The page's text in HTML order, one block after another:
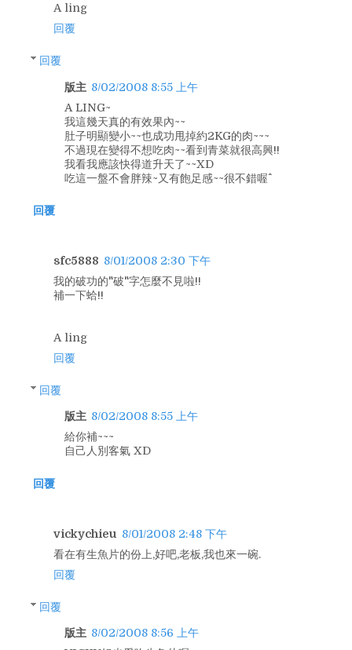
A ling
回覆
回覆
版主 8/02/2008 8:55 上午
A LING~
我這幾天真的有效果內~~
肚子明顯變小~~也成功甩掉約2KG的肉~~~
不過現在變得不想吃肉~~看到青菜就很高興!!
我看我應該快得道升天了~~XD
吃這一盤不會胖辣~又有飽足感~~很不錯喔^^
回覆
sfc5888 8/01/2008 2:30 下午
我的破功的"破"字怎麼不見啦!!
補一下蛤!!
A ling
回覆
回覆
版主 8/02/2008 8:55 上午
給你補~~~
自己人別客氣 XD
回覆
vickychieu 8/01/2008 2:48 下午
看在有生魚片的份上,好吧,老板,我也來一碗.
回覆
回覆
版主 8/02/2008 8:56 上午